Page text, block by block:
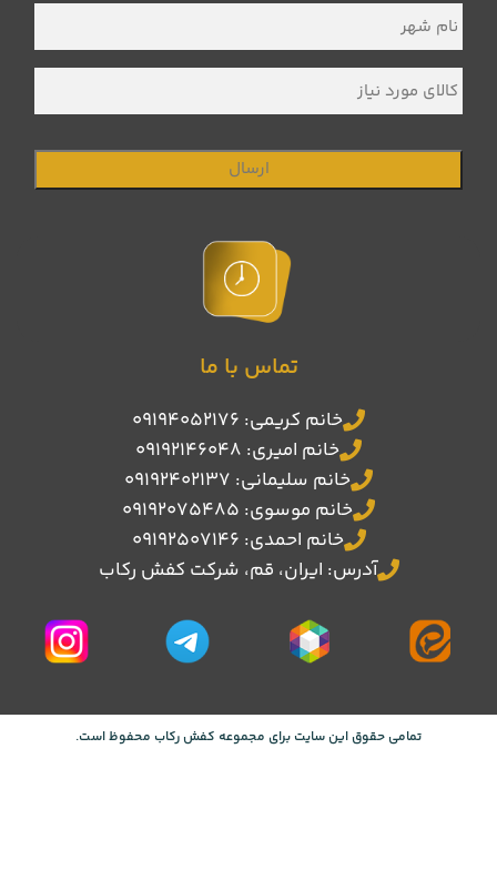
نام
شهر *
کالای
مورد
نیاز
تماس با ما
خانم کریمی: 09194052176
خانم امیری: 09192146048
خانم سلیمانی: 09192402137
خانم موسوی: 09192075485
خانم احمدی: 09192507146
آدرس: ایران، قم، شرکت کفش رکاب
تمامی حقوق این سایت برای مجموعه کفش رکاب محفوظ است.